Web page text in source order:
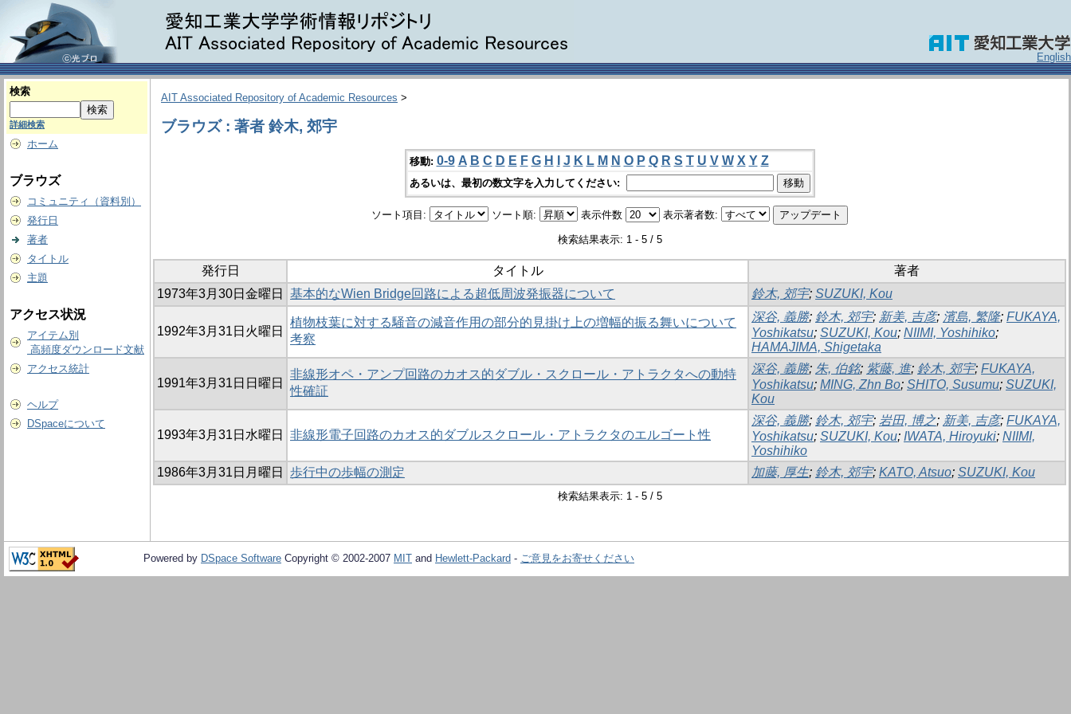
English
検索
詳細検索
ホーム
ブラウズ
コミュニティ（資料別）
発行日
著者
タイトル
主題
アクセス状況
アイテム別
高頻度ダウンロード文献
アクセス統計
ヘルプ
DSpaceについて
AIT Associated Repository of Academic Resources >
ブラウズ : 著者 鈴木, 郊宇
移動: 0-9 A B C D E F G H J K L M N O P Q R S T U V W X Y Z
あるいは、最初の数文字を入力してください:
ソート項目: ソート順: 表示件数 表示著者数:
検索結果表示: 1 - 5 / 5
発行日 タイトル
著者
1973年3月30日金曜日
基本的なWien Bridge回路による超低周波発振器について 鈴木, 郊宇; SUZUKI, Kou
1992年3月31日火曜日
植物枝葉に対する騒音の減音作用の部分的見掛け上の増幅的振る舞いについて
考察
深谷, 義勝; 鈴木, 郊宇; 新美, 吉彦; 濱島, 繁隆; FUKAYA,
Yoshikatsu; SUZUKI, Kou; NIIMI, Yoshihiko;
HAMAJIMA, Shigetaka
1991年3月31日日曜日
非線形オペ・アンプ回路のカオス的ダブル・スクロール・アトラクタへの動特
性確証
深谷, 義勝; 朱, 伯銘; 紫藤, 進; 鈴木, 郊宇; FUKAYA,
Yoshikatsu; MING, Zhn Bo; SHITO, Susumu; SUZUKI,
Kou
1993年3月31日水曜日 非線形電子回路のカオス的ダブルスクロール・アトラクタのエルゴート性
深谷, 義勝; 鈴木, 郊宇; 岩田, 博之; 新美, 吉彦; FUKAYA,
Yoshikatsu; SUZUKI, Kou; IWATA, Hiroyuki; NIIMI,
Yoshihiko
1986年3月31日月曜日
歩行中の歩幅の測定 加藤, 厚生; 鈴木, 郊宇; KATO, Atsuo; SUZUKI, Kou
検索結果表示: 1 - 5 / 5
Powered by DSpace Software Copyright © 2002-2007 MIT and Hewlett-Packard - ご意見をお寄せください